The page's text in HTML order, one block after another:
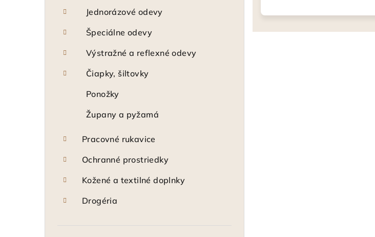
Jednorázové odevy
Špeciálne odevy
Výstražné a reflexné odevy
Čiapky, šiltovky
Ponožky
Župany a pyžamá
Pracovné rukavice
Ochranné prostriedky
Kožené a textilné doplnky
Drogéria